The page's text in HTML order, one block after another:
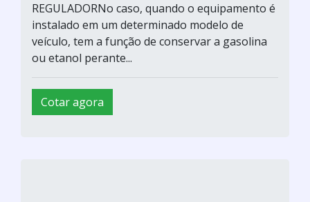
REGULADORNo caso, quando o equipamento é
instalado em um determinado modelo de
veículo, tem a função de conservar a gasolina
ou etanol perante...
Cotar agora